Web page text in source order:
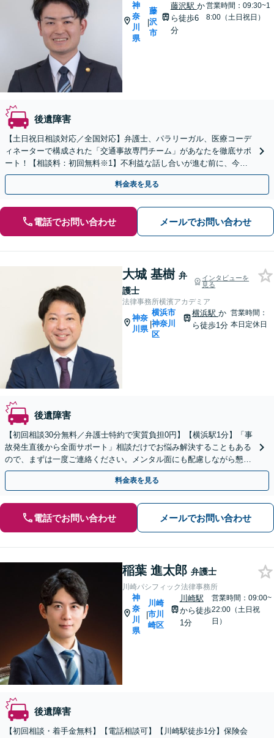
神
奈
川
県
|
藤
沢
市
藤沢駅 か
ら徒歩6
分
営業時間：09:30~1
8:00（土日祝日）
後遺障害
【土日祝日相談対応／全国対応】弁護士、パラリーガル、医療コーデ
ィネーターで構成された「交通事故専門チーム」があなたを徹底サポ
ート！【相談料：初回無料※1】不利益な話し合いが進む前に、今す
ぐ相談！
料金表を見る
電話でお問い合わせ メールでお問い合わせ
大城 基樹 弁
護士
インタビューを
見る
法律事務所横濱アカデミア
神奈
川県
|
横浜市
神奈川
区
横浜駅 か
ら徒歩1分
営業時間：
本日定休日
後遺障害
【初回相談30分無料／弁護士特約で実質負担0円】【横浜駅1分】「事
故発生直後から全面サポート」相談だけでお悩み解決することもある
ので、まずは一度ご連絡ください。メンタル面にも配慮しながら懇切
丁寧に対応いたします「死亡事故から軽傷事故まで」
料金表を見る
電話でお問い合わせ メールでお問い合わせ
稲葉 進太郎 弁護士
川崎パシフィック法律事務所
神
奈
川
県
|
川崎
市川
崎区
川崎駅
から徒歩
1分
営業時間：09:00~
22:00（土日祝
日）
後遺障害
【初回相談・着手金無料】【電話相談可】【川崎駅徒歩1分】保険会